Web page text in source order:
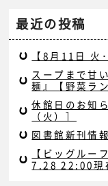
最近の投稿
【8月11日 火
スープまで甘
麺』【野菜ラ
休館日のお知
（火）］
図書館新刊情
【ビッグルー
7.28 22:00現